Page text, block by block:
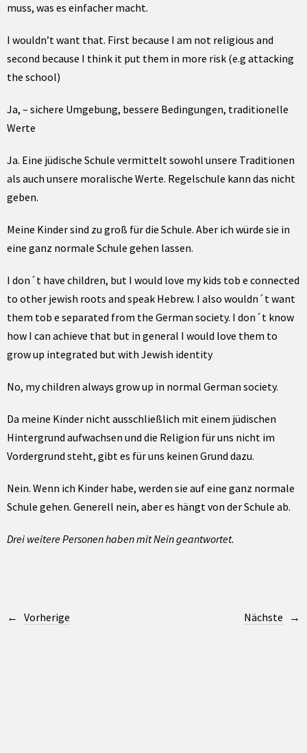
muss, was es einfacher macht.
I wouldn’t want that. First because I am not religious and
second because I think it put them in more risk (e.g attacking
the school)
Ja, – sichere Umgebung, bessere Bedingungen, traditionelle
Werte
Ja. Eine jüdische Schule vermittelt sowohl unsere Traditionen
als auch unsere moralische Werte. Regelschule kann das nicht
geben.
Meine Kinder sind zu groß für die Schule. Aber ich würde sie in
eine ganz normale Schule gehen lassen.
I don´t have children, but I would love my kids tob e connected
to other jewish roots and speak Hebrew. I also wouldn´t want
them tob e separated from the German society. I don´t know
how I can achieve that but in general I would love them to
grow up integrated but with Jewish identity
No, my children always grow up in normal German society.
Da meine Kinder nicht ausschließlich mit einem jüdischen
Hintergrund aufwachsen und die Religion für uns nicht im
Vordergrund steht, gibt es für uns keinen Grund dazu.
Nein. Wenn ich Kinder habe, werden sie auf eine ganz normale
Schule gehen. Generell nein, aber es hängt von der Schule ab.
Drei weitere Personen haben mit Nein geantwortet.
Vorherige Nächste